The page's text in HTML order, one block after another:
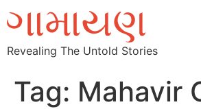
Revealing The Untold Stories
Tag: Mahavir